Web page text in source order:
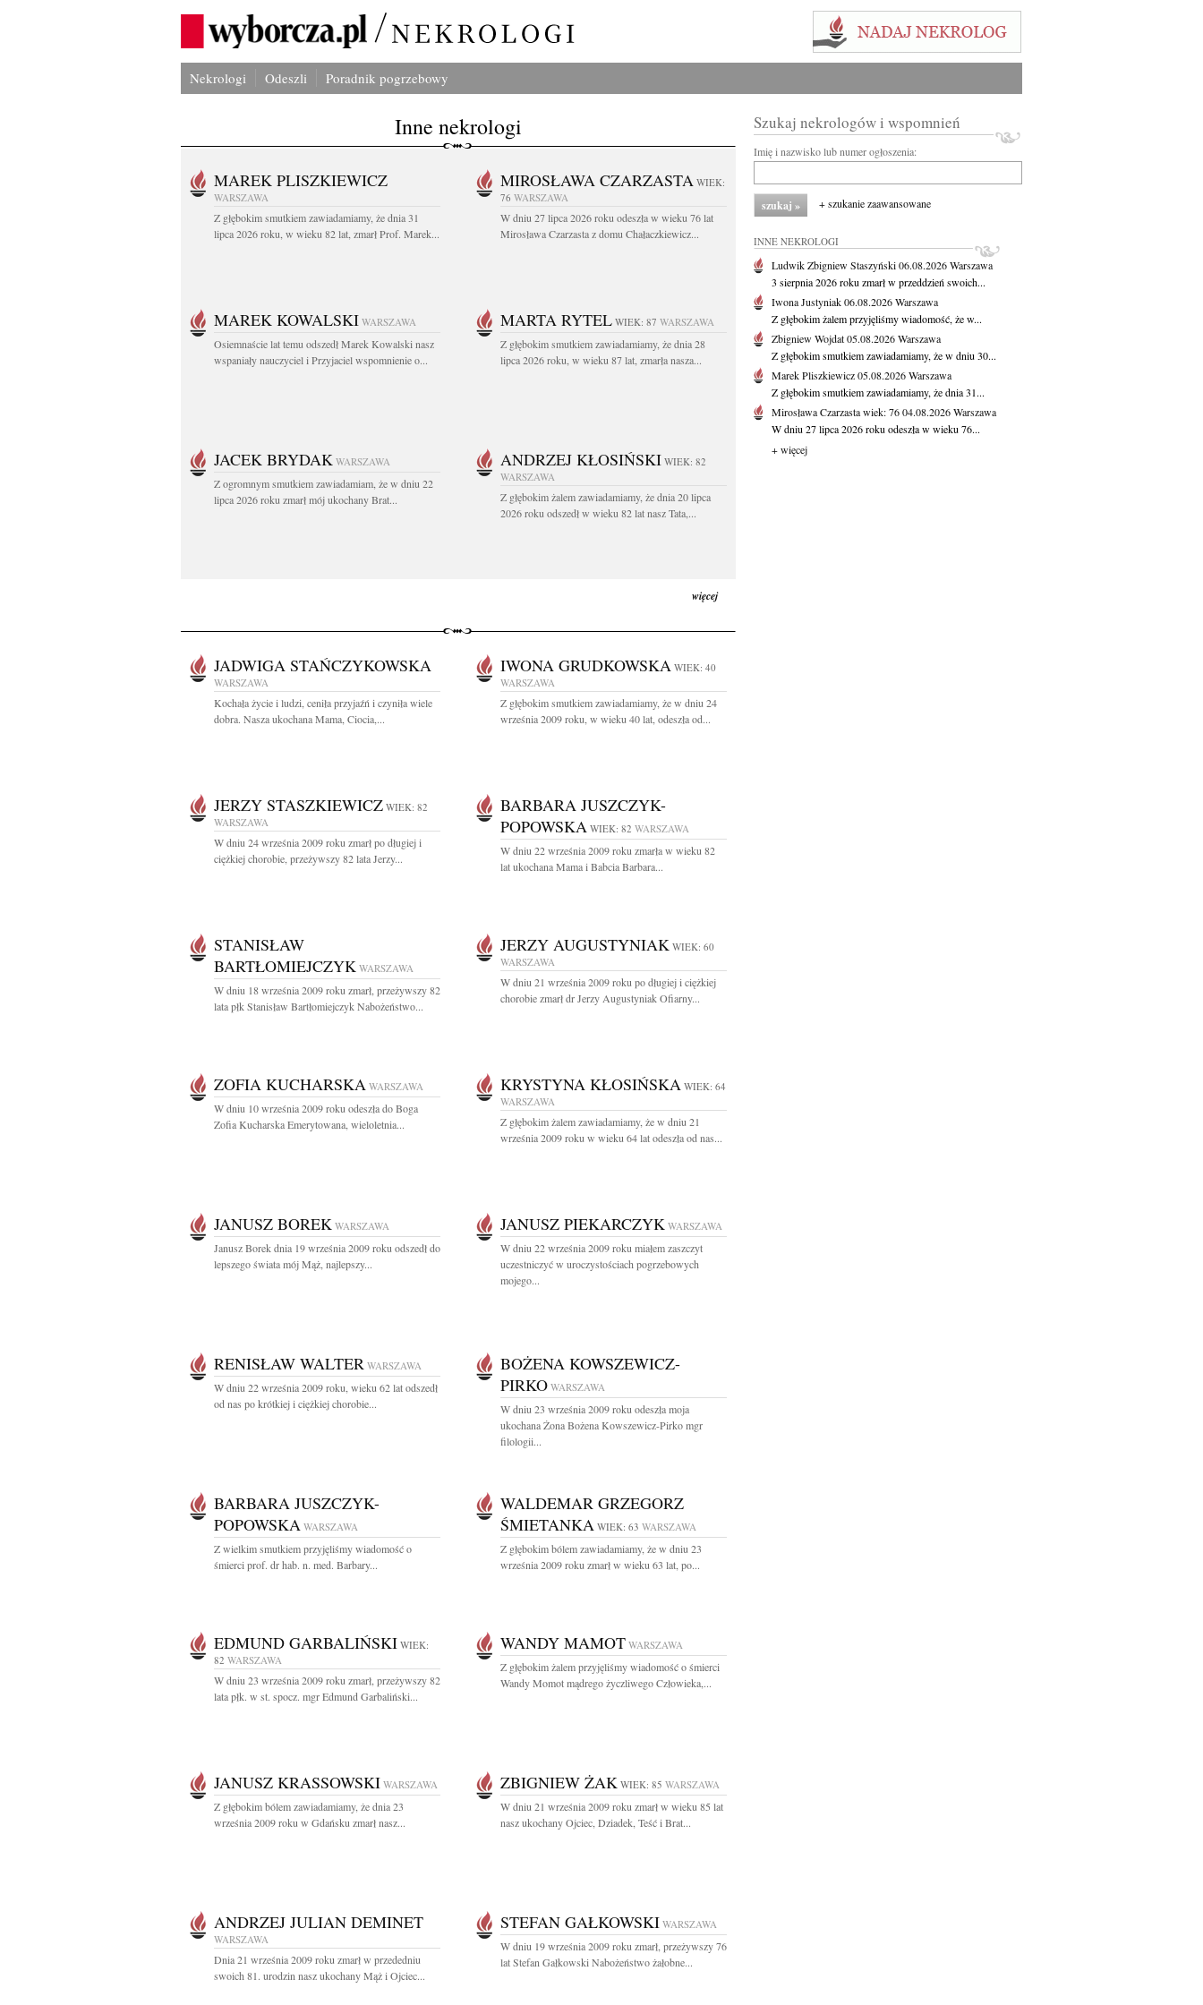
Nekrologi Odeszli Poradnik pogrzebowy
Inne nekrologi
MAREK PLISZKIEWICZ
WARSZAWA
Z głębokim smutkiem zawiadamiamy, że dnia 31
lipca 2026 roku, w wieku 82 lat, zmarł Prof. Marek...
MIROSŁAWA CZARZASTA WIEK:
76 WARSZAWA
W dniu 27 lipca 2026 roku odeszła w wieku 76 lat
Mirosława Czarzasta z domu Chałaczkiewicz...
MAREK KOWALSKI WARSZAWA
Osiemnaście lat temu odszedł Marek Kowalski nasz
wspaniały nauczyciel i Przyjaciel wspomnienie o...
MARTA RYTEL WIEK: 87 WARSZAWA
Z głębokim smutkiem zawiadamiamy, że dnia 28
lipca 2026 roku, w wieku 87 lat, zmarła nasza...
JACEK BRYDAK WARSZAWA
Z ogromnym smutkiem zawiadamiam, że w dniu 22
lipca 2026 roku zmarł mój ukochany Brat...
ANDRZEJ KŁOSIŃSKI WIEK: 82
WARSZAWA
Z głębokim żalem zawiadamiamy, że dnia 20 lipca
2026 roku odszedł w wieku 82 lat nasz Tata,...
więcej
JADWIGA STAŃCZYKOWSKA
WARSZAWA
Kochała życie i ludzi, ceniła przyjaźń i czyniła wiele
dobra. Nasza ukochana Mama, Ciocia,...
IWONA GRUDKOWSKA WIEK: 40
WARSZAWA
Z głębokim smutkiem zawiadamiamy, że w dniu 24
września 2009 roku, w wieku 40 lat, odeszła od...
JERZY STASZKIEWICZ WIEK: 82
WARSZAWA
W dniu 24 września 2009 roku zmarł po długiej i
ciężkiej chorobie, przeżywszy 82 lata Jerzy...
BARBARA JUSZCZYK-
POPOWSKA WIEK: 82 WARSZAWA
W dniu 22 września 2009 roku zmarła w wieku 82
lat ukochana Mama i Babcia Barbara...
STANISŁAW
BARTŁOMIEJCZYK WARSZAWA
W dniu 18 września 2009 roku zmarł, przeżywszy 82
lata płk Stanisław Bartłomiejczyk Nabożeństwo...
JERZY AUGUSTYNIAK WIEK: 60
WARSZAWA
W dniu 21 września 2009 roku po długiej i ciężkiej
chorobie zmarł dr Jerzy Augustyniak Ofiarny...
ZOFIA KUCHARSKA WARSZAWA
W dniu 10 września 2009 roku odeszła do Boga
Zofia Kucharska Emerytowana, wieloletnia...
KRYSTYNA KŁOSIŃSKA WIEK: 64
WARSZAWA
Z głębokim żalem zawiadamiamy, że w dniu 21
września 2009 roku w wieku 64 lat odeszła od nas...
JANUSZ BOREK WARSZAWA
Janusz Borek dnia 19 września 2009 roku odszedł do
lepszego świata mój Mąż, najlepszy...
JANUSZ PIEKARCZYK WARSZAWA
W dniu 22 września 2009 roku miałem zaszczyt
uczestniczyć w uroczystościach pogrzebowych
mojego...
RENISŁAW WALTER WARSZAWA
W dniu 22 września 2009 roku, wieku 62 lat odszedł
od nas po krótkiej i ciężkiej chorobie...
BOŻENA KOWSZEWICZ-
PIRKO WARSZAWA
W dniu 23 września 2009 roku odeszła moja
ukochana Żona Bożena Kowszewicz-Pirko mgr
filologii...
BARBARA JUSZCZYK-
POPOWSKA WARSZAWA
Z wielkim smutkiem przyjęliśmy wiadomość o
śmierci prof. dr hab. n. med. Barbary...
WALDEMAR GRZEGORZ
ŚMIETANKA WIEK: 63 WARSZAWA
Z głębokim bólem zawiadamiamy, że w dniu 23
września 2009 roku zmarł w wieku 63 lat, po...
EDMUND GARBALIŃSKI WIEK:
82 WARSZAWA
W dniu 23 września 2009 roku zmarł, przeżywszy 82
lata płk. w st. spocz. mgr Edmund Garbaliński...
WANDY MAMOT WARSZAWA
Z głębokim żalem przyjęliśmy wiadomość o śmierci
Wandy Momot mądrego życzliwego Człowieka,...
JANUSZ KRASSOWSKI WARSZAWA
Z głębokim bólem zawiadamiamy, że dnia 23
września 2009 roku w Gdańsku zmarł nasz...
ZBIGNIEW ŻAK WIEK: 85 WARSZAWA
W dniu 21 września 2009 roku zmarł w wieku 85 lat
nasz ukochany Ojciec, Dziadek, Teść i Brat...
ANDRZEJ JULIAN DEMINET
WARSZAWA
Dnia 21 września 2009 roku zmarł w przededniu
swoich 81. urodzin nasz ukochany Mąż i Ojciec...
STEFAN GAŁKOWSKI WARSZAWA
W dniu 19 września 2009 roku zmarł, przeżywszy 76
lat Stefan Gałkowski Nabożeństwo żałobne...
Szukaj nekrologów i wspomnień
Imię i nazwisko lub numer ogłoszenia:
+ szukanie zaawansowane
INNE NEKROLOGI
Ludwik Zbigniew Staszyński06.08.2026Warszawa
3 sierpnia 2026 roku zmarł w przeddzień swoich...
Iwona Justyniak06.08.2026Warszawa
Z głębokim żalem przyjęliśmy wiadomość, że w...
Zbigniew Wojdat05.08.2026Warszawa
Z głębokim smutkiem zawiadamiamy, że w dniu 30...
Marek Pliszkiewicz05.08.2026Warszawa
Z głębokim smutkiem zawiadamiamy, że dnia 31...
Mirosława Czarzastawiek: 7604.08.2026Warszawa
W dniu 27 lipca 2026 roku odeszła w wieku 76...
+ więcej